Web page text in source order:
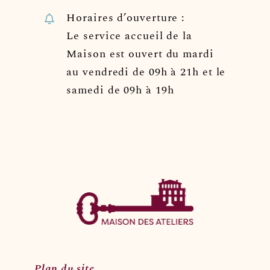
Horaires d’ouverture :
Le service accueil de la
Maison est ouvert du mardi
au vendredi de 09h à 21h et le
samedi de 09h à 19h